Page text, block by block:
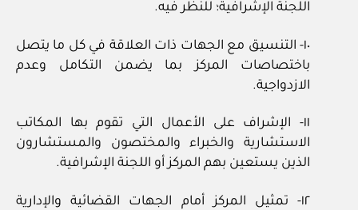
اللجنة الإشرافية؛ للنظر فيه.
١٠- التنسيق مع الجهات ذات العلاقة في كل ما يتصل
باختصاصات المركز بما يضمن التكامل وعدم
الازدواجية.
١١- الإشراف على الأعمال التي تقوم بها المكاتب
الاستشارية والخبراء والمختصون والمستشارون
الذين يستعين بهم المركز أو اللجنة الإشرافية.
١٢- تمثيل المركز أمام الجهات القضائية والإدارية